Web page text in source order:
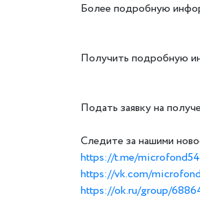
Более подробную
Получить подробную
Подать заявку на
Следите за нашими
https://t.me/microfond54
https://vk.com/
https://ok.ru/group/